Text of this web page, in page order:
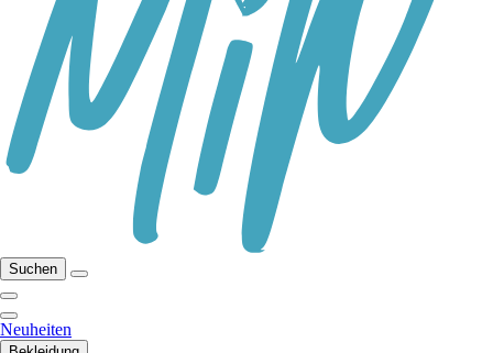
Suchen
Neuheiten